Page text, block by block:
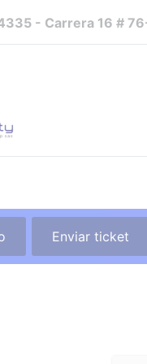
- Carrera 16 #
Enviar ticket